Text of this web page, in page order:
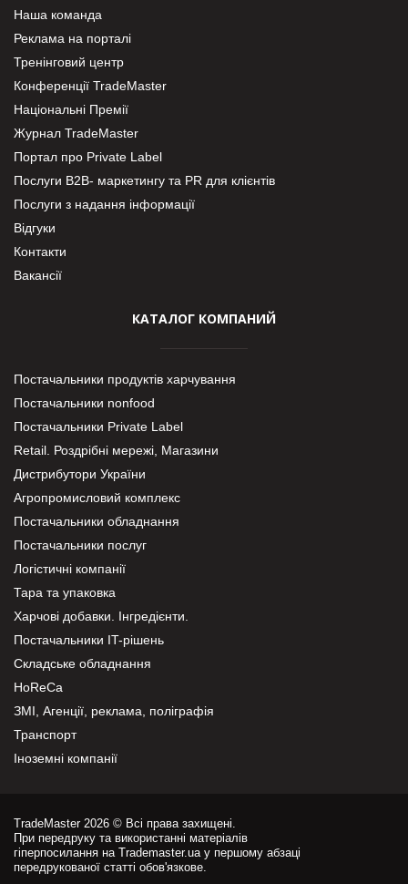
Наша команда
Реклама на порталі
Тренінговий центр
Конференції TradeMaster
Національні Премії
Журнал TradeMaster
Портал про Private Label
Послуги В2В- маркетингу та PR для клієнтів
Послуги з надання інформації
Відгуки
Контакти
Вакансії
КАТАЛОГ КОМПАНИЙ
Постачальники продуктів харчування
Постачальники nonfood
Постачальники Private Label
Retail. Роздрібні мережі, Магазини
Дистрибутори України
Агропромисловий комплекс
Постачальники обладнання
Постачальники послуг
Логістичні компанії
Тара та упаковка
Харчові добавки. Інгредієнти.
Постачальники IT-рішень
Складське обладнання
HoReCa
ЗМІ, Агенції, реклама, поліграфія
Транспорт
Іноземні компанії
TradeMaster 2026 © Всі права захищені.
При передруку та використанні матеріалів
гіперпосилання на Trademaster.ua у першому абзаці
передрукованої статті обов'язкове.